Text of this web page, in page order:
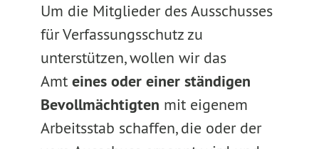
Um die Mitglieder des Ausschusses
für Verfassungsschutz zu
unterstützen, wollen wir das
Amt eines oder einer ständigen
Bevollmächtigten mit eigenem
Arbeitsstab schaffen, die oder der